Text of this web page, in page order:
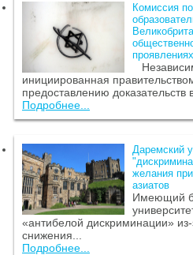
Комиссия
проявлениях
инициированная
предоставлению доказательств
Подробнее...
Даремский
желания
азиатов
Имеющий
«антибелой дискриминации»
снижения...
Подробнее...